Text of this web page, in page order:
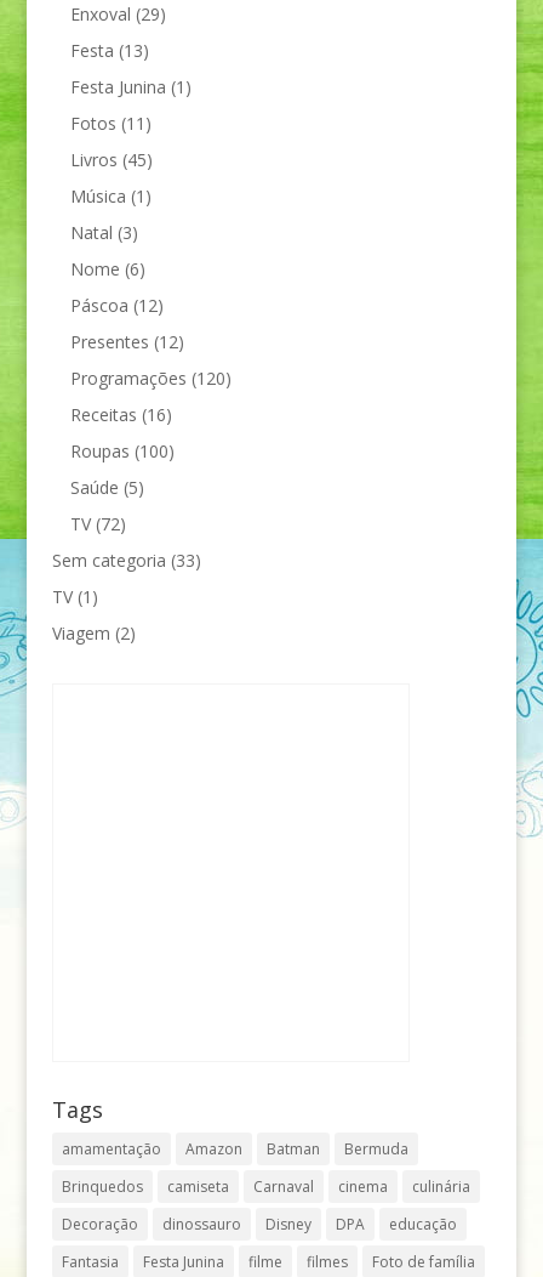
Enxoval (29)
Festa (13)
Festa Junina (1)
Fotos (11)
Livros (45)
Música (1)
Natal (3)
Nome (6)
Páscoa (12)
Presentes (12)
Programações (120)
Receitas (16)
Roupas (100)
Saúde (5)
TV(72)
Sem categoria (33)
TV(1)
Viagem (2)
Tags
amamentação Amazon Batman
Bermuda
Brinquedos
camiseta Carnaval cinema
culinária
Decoração
dinossauro Disney DPA
educação
Fantasia
Festa Junina filme filmes Foto de família